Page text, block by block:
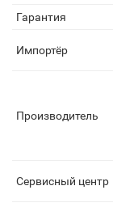
Гарантия
Импортёр
Производитель
Сервисный центр